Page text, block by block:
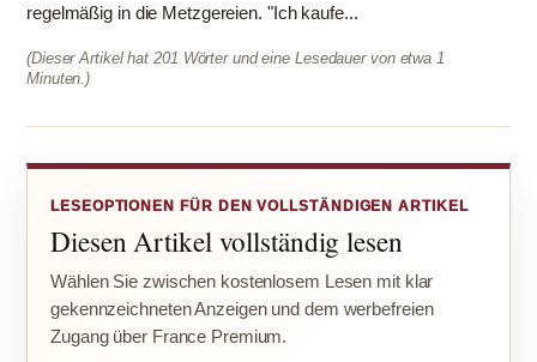
regelmäßig in die Metzgereien. "Ich kaufe...
(Dieser Artikel hat 201 Wörter und eine Lesedauer von etwa 1
Minuten.)
LESEOPTIONEN FÜR DEN VOLLSTÄNDIGEN ARTIKEL
Diesen Artikel vollständig lesen
Wählen Sie zwischen kostenlosem Lesen mit klar
gekennzeichneten Anzeigen und dem werbefreien
Zugang über France Premium.